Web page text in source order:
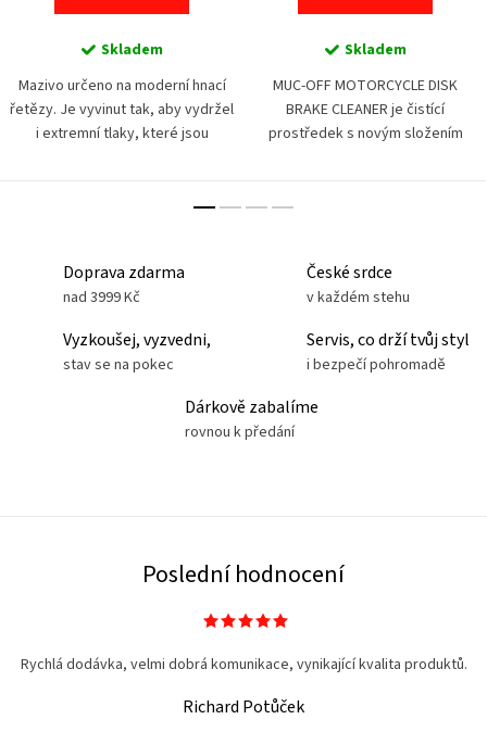
Skladem
Mazivo určeno na moderní hnací
řetězy. Je vyvinut tak, aby vydržel
i extremní tlaky, které jsou
všemi typy pryžových...
Skladem
MUC-OFF MOTORCYCLE DISK
BRAKE CLEANER je čistící
prostředek s novým složením
systému motocyklů. Je určen
Doprava zdarma
nad 3999 Kč
České srdce
v každém stehu
Vyzkoušej, vyzvedni,
stav se na pokec
Servis, co drží tvůj styl
i bezpečí pohromadě
Dárkově zabalíme
rovnou k předání
Poslední hodnocení
Rychlá dodávka, velmi dobrá komunikace, vynikající kvalita produktů.
Richard Potůček